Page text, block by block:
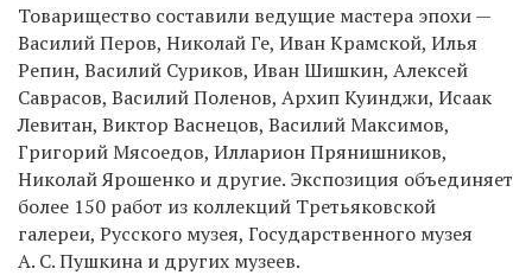
Товарищество составили ведущие мастера эпохи —
Василий Перов, Николай Ге, Иван Крамской, Илья
Репин, Василий Суриков, Иван Шишкин, Алексей
Саврасов, Василий Поленов, Архип Куинджи, Исаак
Левитан, Виктор Васнецов, Василий Максимов,
Григорий Мясоедов, Илларион Прянишников,
Николай Ярошенко и другие. Экспозиция объединяет
более 150 работ из коллекций Третьяковской
галереи, Русского музея, Государственного музея
А. С. Пушкина и других музеев.